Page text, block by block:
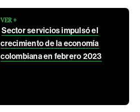
VER +
Sector servicios impulsó el
crecimiento de la economía
colombiana en febrero 2023